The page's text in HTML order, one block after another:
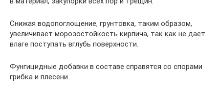
Снижая водопоглощение, грунтовка, таким образом,
увеличивает морозостойкость кирпича, так как не дает
влаге поступать вглубь поверхности.
Фунгицидные добавки в составе справятся со спорами
грибка и плесени.